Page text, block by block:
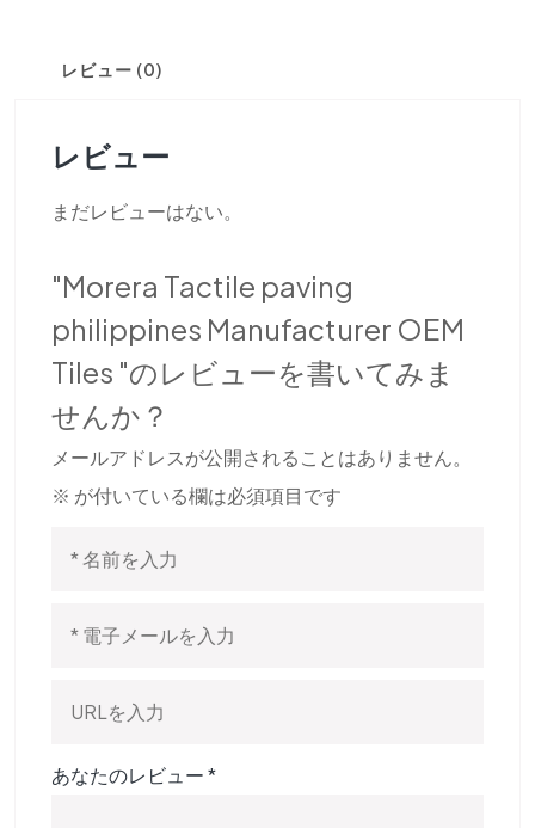
レビュー (0)
レビュー
まだレビューはない。
"Morera Tactile paving
philippines Manufacturer OEM
Tiles "のレビューを書いてみま
せんか？
メールアドレスが公開されることはありません。
※ が付いている欄は必須項目です
あなたのレビュー*